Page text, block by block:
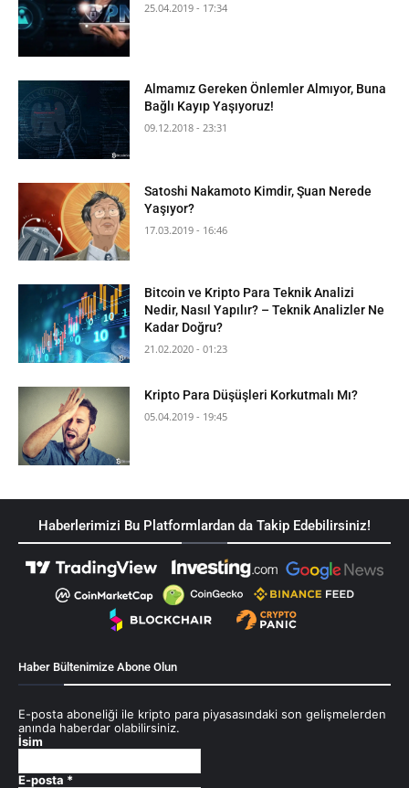
25.04.2019 - 17:34
Almamız Gereken Önlemler Almıyor, Buna
Bağlı Kayıp Yaşıyoruz!
09.12.2018 - 23:31
Satoshi Nakamoto Kimdir, Şuan Nerede
Yaşıyor?
17.03.2019 - 16:46
Bitcoin ve Kripto Para Teknik Analizi
Nedir, Nasıl Yapılır? – Teknik Analizler Ne
Kadar Doğru?
21.02.2020 - 01:23
Kripto Para Düşüşleri Korkutmalı Mı?
05.04.2019 - 19:45
Haberlerimizi Bu Platformlardan da Takip Edebilirsiniz!
Haber Bültenimize Abone Olun
E-posta aboneliği ile kripto para piyasasındaki son gelişmelerden
anında haberdar olabilirsiniz.
İsim
E-posta *